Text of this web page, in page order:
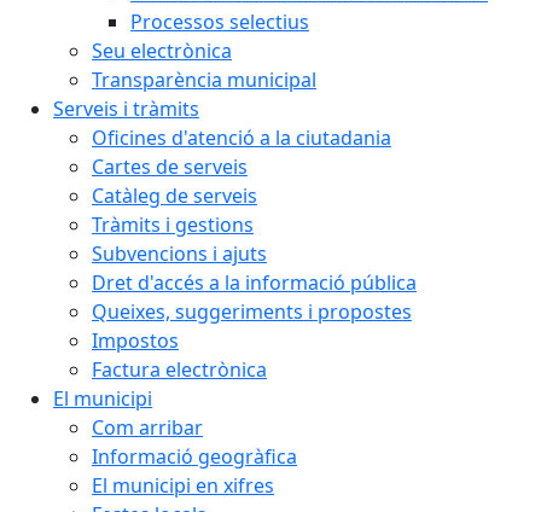
Processos selectius
Seu electrònica
Transparència municipal
Serveis i tràmits
Oficines d'atenció a la ciutadania
Cartes de serveis
Catàleg de serveis
Tràmits i gestions
Subvencions i ajuts
Dret d'accés a la informació pública
Queixes, suggeriments i propostes
Impostos
Factura electrònica
El municipi
Com arribar
Informació geogràfica
El municipi en xifres